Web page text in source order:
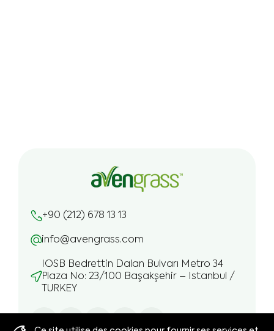
+90 (212) 678 13 13
info@avengrass.com
IOSB Bedrettin Dalan Bulvarı Metro 34
Plaza No: 23/100 Başakşehir – Istanbul /
TURKEY